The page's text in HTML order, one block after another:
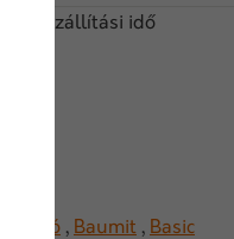
nap szállítási idő
, Baumit , Basic